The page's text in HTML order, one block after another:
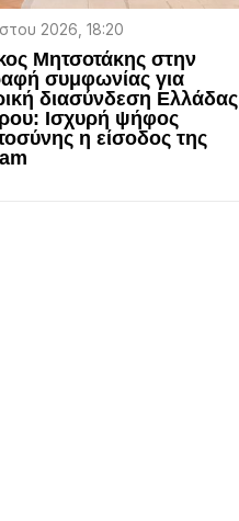
2026, 18:20
Μητσοτάκης στην
συμφωνίας για
διασύνδεση Ελλάδας
Ισχυρή ψήφος
η είσοδος της